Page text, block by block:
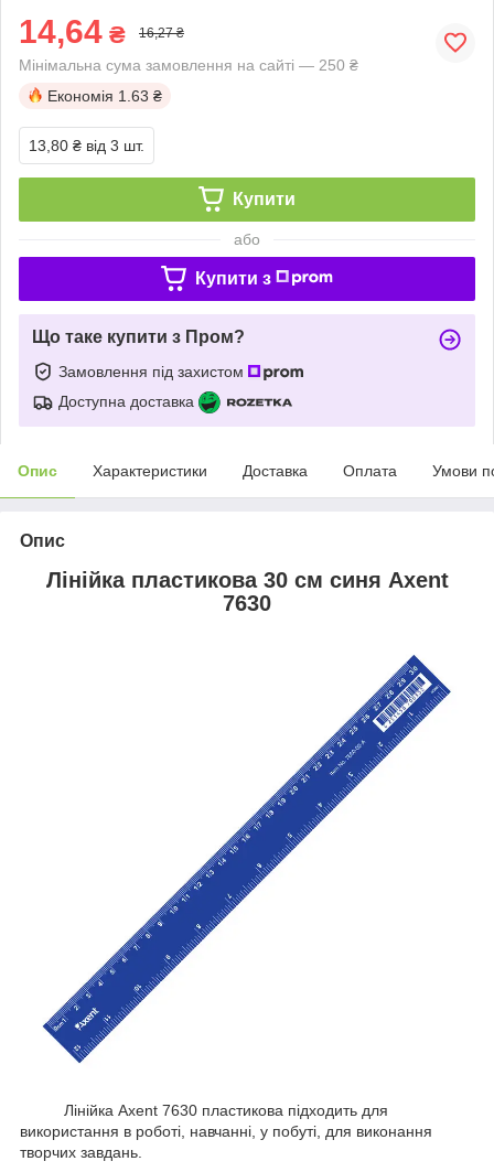
14,64 ₴ 16,27 ₴
Мінімальна сума замовлення на сайті — 250 ₴
Економія 1.63 ₴
13,80 ₴ від 3 шт.
Купити
або
Купити з
Що таке купити з Пром?
Замовлення під захистом
Доступна доставка
Опис Характеристики Доставка Оплата Умови
Опис
Лінійка пластикова 30 см синя Axent
7630
Лінійка Axent 7630 пластикова підходить для
використання в роботі, навчанні, у побуті, для виконання
творчих завдань.